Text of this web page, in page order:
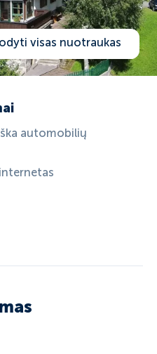
visas nuotraukas
automobilių